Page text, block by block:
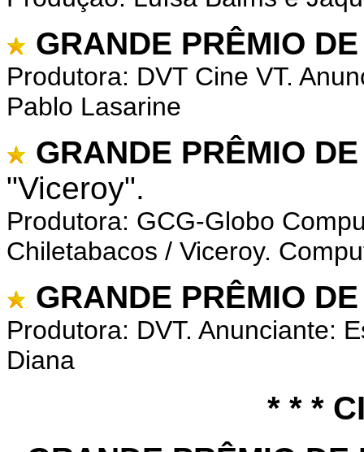
GRANDE PRÊMIO
Produtora: DVT Cine VT.
Pablo Lasarine
GRANDE PRÊMIO
"Viceroy".
Produtora: GCG-Globo
Chiletabacos / Viceroy.
GRANDE PRÊMIO
Produtora: DVT. Anunciante:
Diana
* * *